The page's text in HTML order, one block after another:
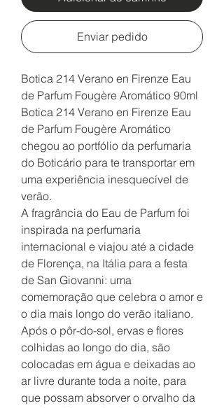
Enviar pedido
Botica 214 Verano en Firenze Eau
de Parfum Fougère Aromático 90ml
Botica 214 Verano en Firenze Eau
de Parfum Fougère Aromático
chegou ao portfólio da perfumaria
do Boticário para te transportar em
uma experiência inesquecível de
verão.
A fragrância do Eau de Parfum foi
inspirada na perfumaria
internacional e viajou até a cidade
de Florença, na Itália para a festa
de San Giovanni: uma
comemoração que celebra o amor e
o dia mais longo do verão italiano.
Após o pôr-do-sol, ervas e flores
colhidas ao longo do dia, são
colocadas em água e deixadas ao
ar livre durante toda a noite, para
que possam absorver o orvalho da